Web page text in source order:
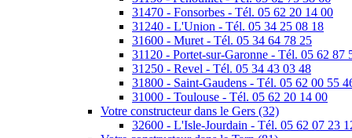
31470 - Fonsorbes - Tél. 05 62 20 14 00
31240 - L'Union - Tél. 05 34 25 08 18
31600 - Muret - Tél. 05 34 64 78 25
31120 - Portet-sur-Garonne - Tél. 05 62 87
31250 - Revel - Tél. 05 34 43 03 48
31800 - Saint-Gaudens - Tél. 05 62 00 55
31000 - Toulouse - Tél. 05 62 20 14 00
Votre constructeur dans le Gers (32)
32600 - L'Isle-Jourdain - Tél. 05 62 07 23